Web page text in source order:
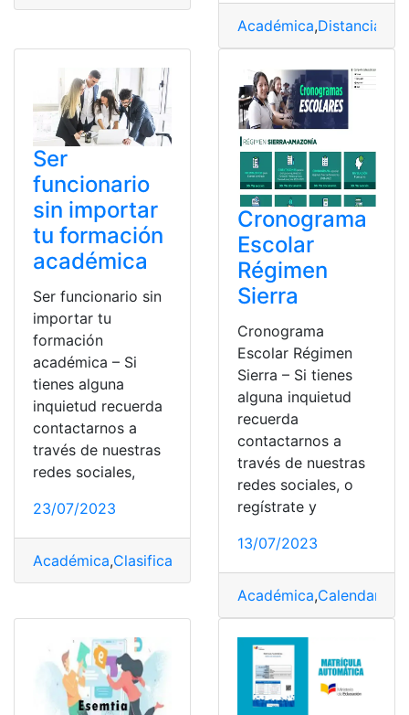
Académica,Distancia
Ser
funcionario
sin importar
tu formación
académica
Ser funcionario sin
importar tu
formación
académica – Si
tienes alguna
inquietud recuerda
contactarnos a
través de nuestras
redes sociales,
23/07/2023
Académica,Clasificación
Cronograma
Escolar
Régimen
Sierra
Cronograma
Escolar Régimen
Sierra – Si tienes
alguna inquietud
recuerda
contactarnos a
través de nuestras
redes sociales, o
regístrate y
13/07/2023
Académica,Calendario